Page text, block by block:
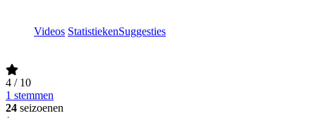
Videos StatistiekenSuggesties
4 / 10
1 stemmen
24 seizoenen